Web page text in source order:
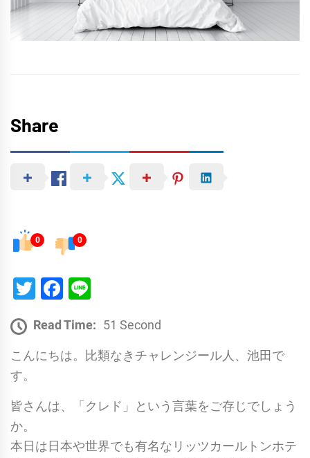
Share
0 0
TwitterFacebook
Read Time: 51 Second
こんにちは。比類なきチャレンジール人、池田で
す。
皆さんは、「クレド」という言葉をご存じでしょう
か。
本日は日本や世界でも有名なリッツカールトンホテ